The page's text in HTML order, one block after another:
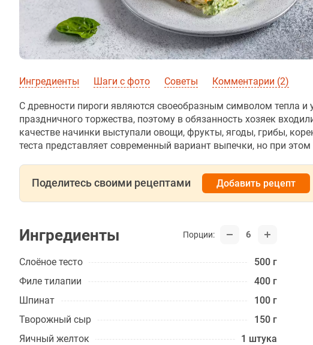
Ингредиенты Шаги с фото Советы Комментарии (2)
С древности пироги являются своеобразным символом тепла
праздничного торжества, поэтому в обязанность хозяек
качестве начинки выступали овощи, фрукты, ягоды, грибы,
теста представляет современный вариант выпечки, но при
Поделитесь своими рецептами Добавить рецепт
Ингредиенты Порции: 6
Слоёное тесто
500 г
Филе тилапии
400 г
Шпинат
100 г
Творожный сыр
150 г
Яичный желток
1 штука